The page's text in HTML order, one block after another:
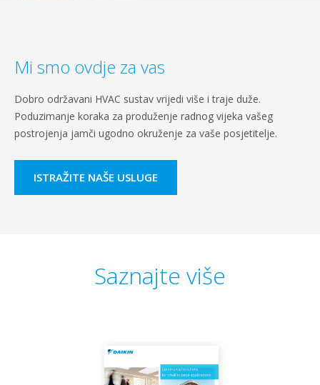
Mi smo ovdje za vas
Dobro održavani HVAC sustav vrijedi više i traje duže.
Poduzimanje koraka za produženje radnog vijeka vašeg
postrojenja jamči ugodno okruženje za vaše posjetitelje.
ISTRAŽITE NAŠE USLUGE
Saznajte više